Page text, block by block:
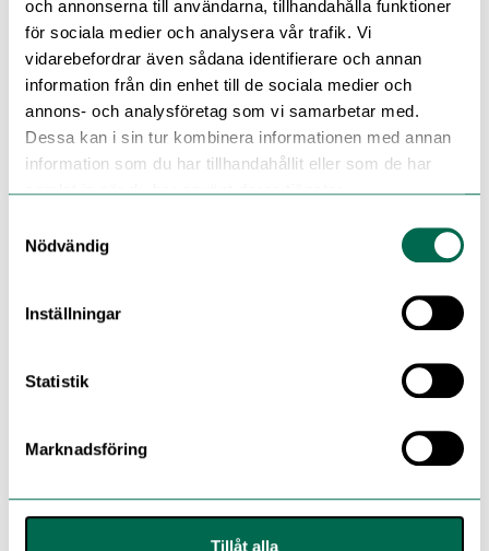
och annonserna till användarna, tillhandahålla funktioner
för sociala medier och analysera vår trafik. Vi
vidarebefordrar även sådana identifierare och annan
information från din enhet till de sociala medier och
annons- och analysföretag som vi samarbetar med.
Dessa kan i sin tur kombinera informationen med annan
information som du har tillhandahållit eller som de har
samlat in när du har använt deras tjänster.
Nödvändig
Inställningar
Statistik
Marknadsföring
Tillåt alla
Se med mörk bakgrund
6271 Pearl Grey